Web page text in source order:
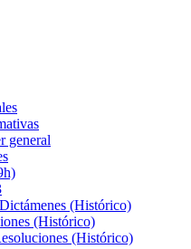
general
(Histórico)
(Histórico)
(Histórico)